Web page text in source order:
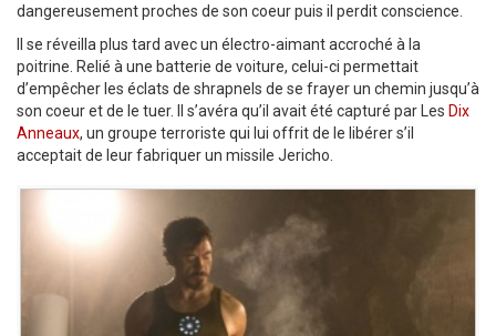
dangereusement proches de son coeur puis il perdit conscience.
Il se réveilla plus tard avec un électro-aimant accroché à la
poitrine. Relié à une batterie de voiture, celui-ci permettait
d’empêcher les éclats de shrapnels de se frayer un chemin jusqu’à
son coeur et de le tuer. Il s’avéra qu’il avait été capturé par Les Dix
Anneaux, un groupe terroriste qui lui offrit de le libérer s’il
acceptait de leur fabriquer un missile Jericho.